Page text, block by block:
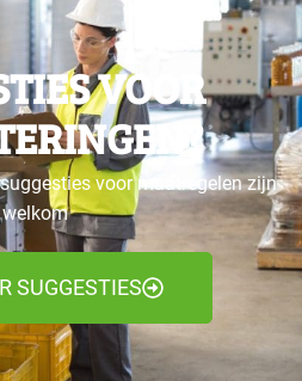
VOOR
voor maatregelen zijn
welkom
SUGGESTIES